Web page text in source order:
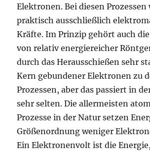
Elektronen. Bei diesen Prozessen
praktisch ausschließlich
Kräfte. Im Prinzip gehört auch
von relativ energiereicher
durch das Herausschießen sehr
Kern gebundener Elektronen zu
Prozessen, aber das passiert in
sehr selten. Die allermeisten
Prozesse in der Natur setzen
Größenordnung weniger
Ein Elektronenvolt ist die